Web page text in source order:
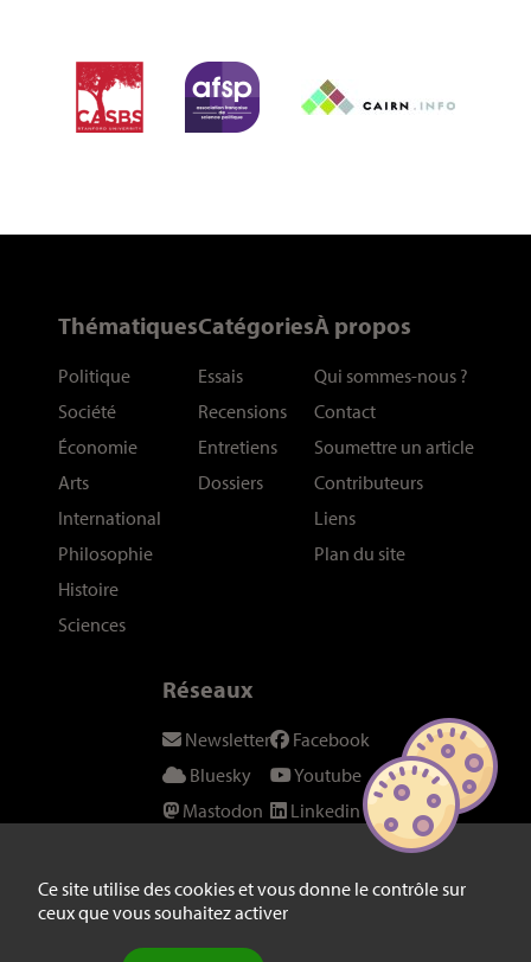
Ce site utilise des cookies et vous donne le contrôle sur
ceux que vous souhaitez activer
Thématiques
Politique
Société
Économie
Arts
International
Philosophie
Histoire
Sciences
Catégories
Essais
Recensions
Entretiens
Dossiers
À propos
Qui sommes-nous ?
Contact
Soumettre un article
Contributeurs
Liens
Plan du site
Réseaux
Newsletter
Bluesky
Mastodon
Instagram
Twitter/X
Facebook
Youtube
Linkedin
Fil RSS